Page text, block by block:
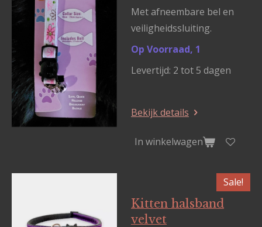
Met afneembare bel en
veiligheidssluiting.
Op Voorraad, 1
Levertijd: 2 tot 5 dagen
Bekijk details
In winkelwagen
Sale!
Kitten halsband
velvet